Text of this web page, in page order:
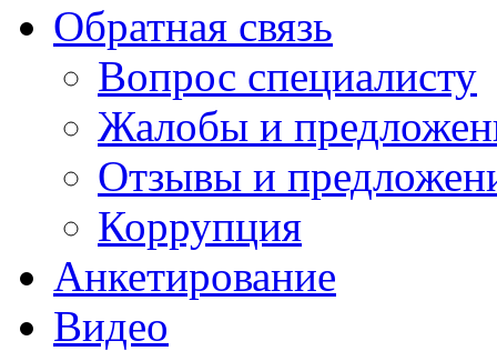
Обратная связь
Вопрос специалисту
Жалобы и
Отзывы и
Коррупция
Анкетирование
Видео